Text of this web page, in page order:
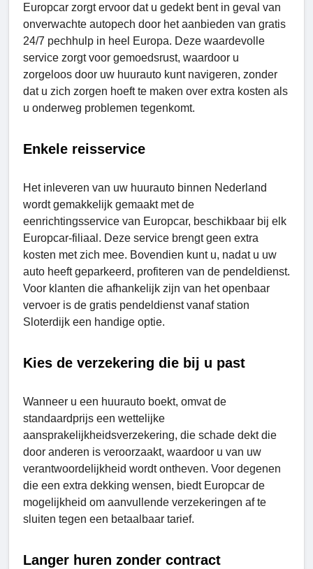
Europcar zorgt ervoor dat u gedekt bent in geval van
onverwachte autopech door het aanbieden van gratis
24/7 pechhulp in heel Europa. Deze waardevolle
service zorgt voor gemoedsrust, waardoor u
zorgeloos door uw huurauto kunt navigeren, zonder
dat u zich zorgen hoeft te maken over extra kosten als
u onderweg problemen tegenkomt.
Enkele reisservice
Het inleveren van uw huurauto binnen Nederland
wordt gemakkelijk gemaakt met de
eenrichtingsservice van Europcar, beschikbaar bij elk
Europcar-filiaal. Deze service brengt geen extra
kosten met zich mee. Bovendien kunt u, nadat u uw
auto heeft geparkeerd, profiteren van de pendeldienst.
Voor klanten die afhankelijk zijn van het openbaar
vervoer is de gratis pendeldienst vanaf station
Slotеrdijk een handige optie.
Kies de verzekering die bij u past
Wanneer u een huurauto boekt, omvat de
standaardprijs een wettelijke
aansprakelijkheidsverzekering, die schade dekt die
door anderen is veroorzaakt, waardoor u van uw
verantwoordelijkheid wordt ontheven. Voor degenen
die een extra dekking wensen, biedt Europcar de
mogelijkheid om aanvullende verzekeringen af ​​te
sluiten tegen een betaalbaar tarief.
Langer huren zonder contract